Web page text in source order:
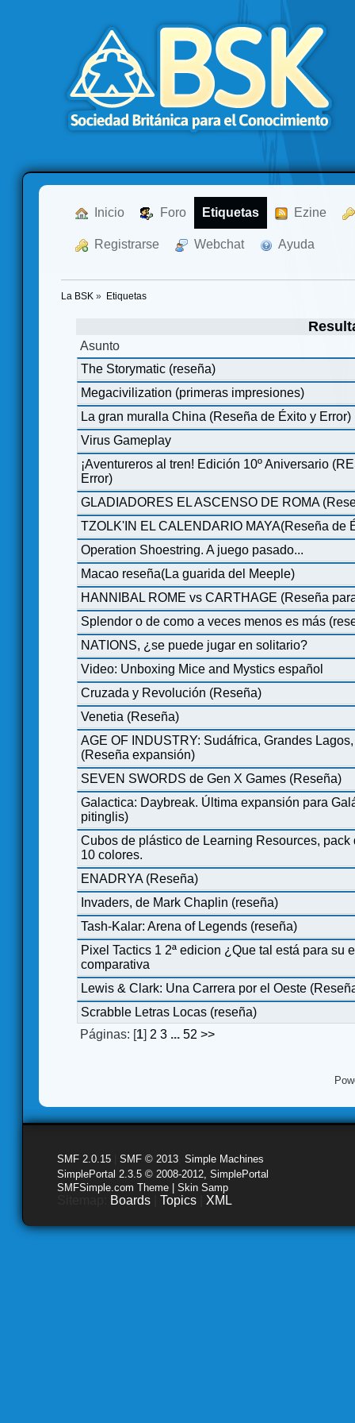
Inicio Foro Etiquetas Ezine
Registrarse Webchat Ayuda
La BSK » Etiquetas
Asunto
The Storymatic (reseña)
Megacivilization (primeras impresiones)
La gran muralla China (Reseña de Éxito y Error)
Virus Gameplay
¡Aventureros al tren! Edición 10º Aniversario
Error)
GLADIADORES EL ASCENSO DE ROMA
TZOLK'IN EL CALENDARIO MAYA(Reseña de
Operation Shoestring. A juego pasado...
Macao reseña(La guarida del Meeple)
HANNIBAL ROME vs CARTHAGE (Reseña
Splendor o de como a veces menos es más
NATIONS, ¿se puede jugar en solitario?
Video: Unboxing Mice and Mystics español
Cruzada y Revolución (Reseña)
Venetia (Reseña)
AGE OF INDUSTRY: Sudáfrica, Grandes
(Reseña expansión)
SEVEN SWORDS de Gen X Games (Reseña)
Galactica: Daybreak. Última expansión para
pitinglis)
Cubos de plástico de Learning Resources,
10 colores.
ENADRYA (Reseña)
Invaders, de Mark Chaplin (reseña)
Tash-Kalar: Arena of Legends (reseña)
Pixel Tactics 1 2ª edicion ¿Que tal está para su
comparativa
Lewis & Clark: Una Carrera por el Oeste
Scrabble Letras Locas (reseña)
Páginas: [1] 2 3 ... 52 >>
SMF 2.0.15 SMF © 2013 Simple Machines
SimplePortal 2.3.5 © 2008-2012, SimplePortal
SMFSimple.com Theme | Skin Samp
Boards Topics XML